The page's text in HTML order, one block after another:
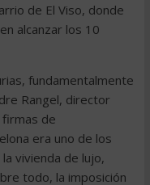
de El Viso, donde
alcanzar los 10
fundamentalmente
Rangel, director
firmas de
era uno de los
vivienda de lujo,
todo, la imposición